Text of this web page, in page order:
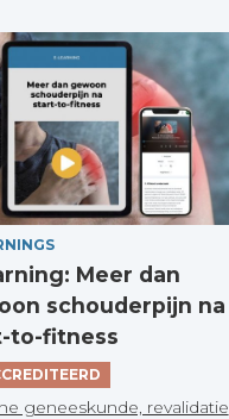
Meer dan
schouderpijn na
to-fitness
geneeskunde, revalidatie